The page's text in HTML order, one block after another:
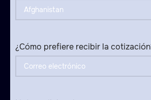
¿Cómo prefiere recibir la